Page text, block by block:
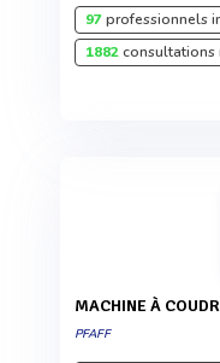
97professionnels
1882consultations
MACHINE À
PFAFF